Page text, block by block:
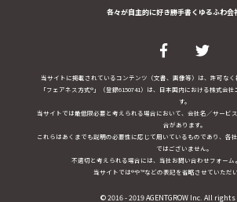
各々が自主的に好き勝手書くゆるふわ会
当サイトに掲載されているコンテンツ（文書、画像等）は、許可なく
「フェアネス方式®」（登録6150741）は、日本国内における株式会
す。
当サイトでは最低限必要と考えられる場合において、会社名／サービ
合があります。
これらはあくまでも説明の必要性に応じて用いているものであり、各
ではございません。
不適切と考えられる場合には、当社お問い合わせフォーム
当サイトでは®や™などの表記を省略させていただい
© 2016 - 2019 AGENTGROW Inc. All